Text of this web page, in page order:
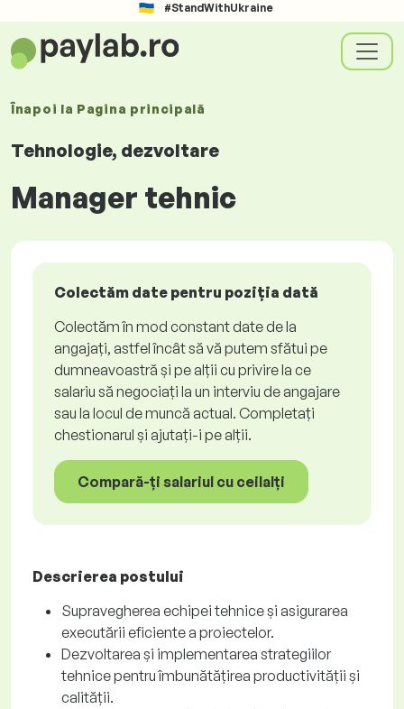
#StandWithUkraine
Înapoi la Pagina principală
Tehnologie, dezvoltare
Manager tehnic
Colectăm date pentru poziția dată
Colectăm în mod constant date de la
angajați, astfel încât să vă putem sfătui pe
dumneavoastră și pe alții cu privire la ce
salariu să negociați la un interviu de angajare
sau la locul de muncă actual. Completați
chestionarul și ajutați-i pe alții.
Compară-ți salariul cu ceilalți
Descrierea postului
Supravegherea echipei tehnice și asigurarea
executării eficiente a proiectelor.
Dezvoltarea și implementarea strategiilor
tehnice pentru îmbunătățirea productivității și
calității.